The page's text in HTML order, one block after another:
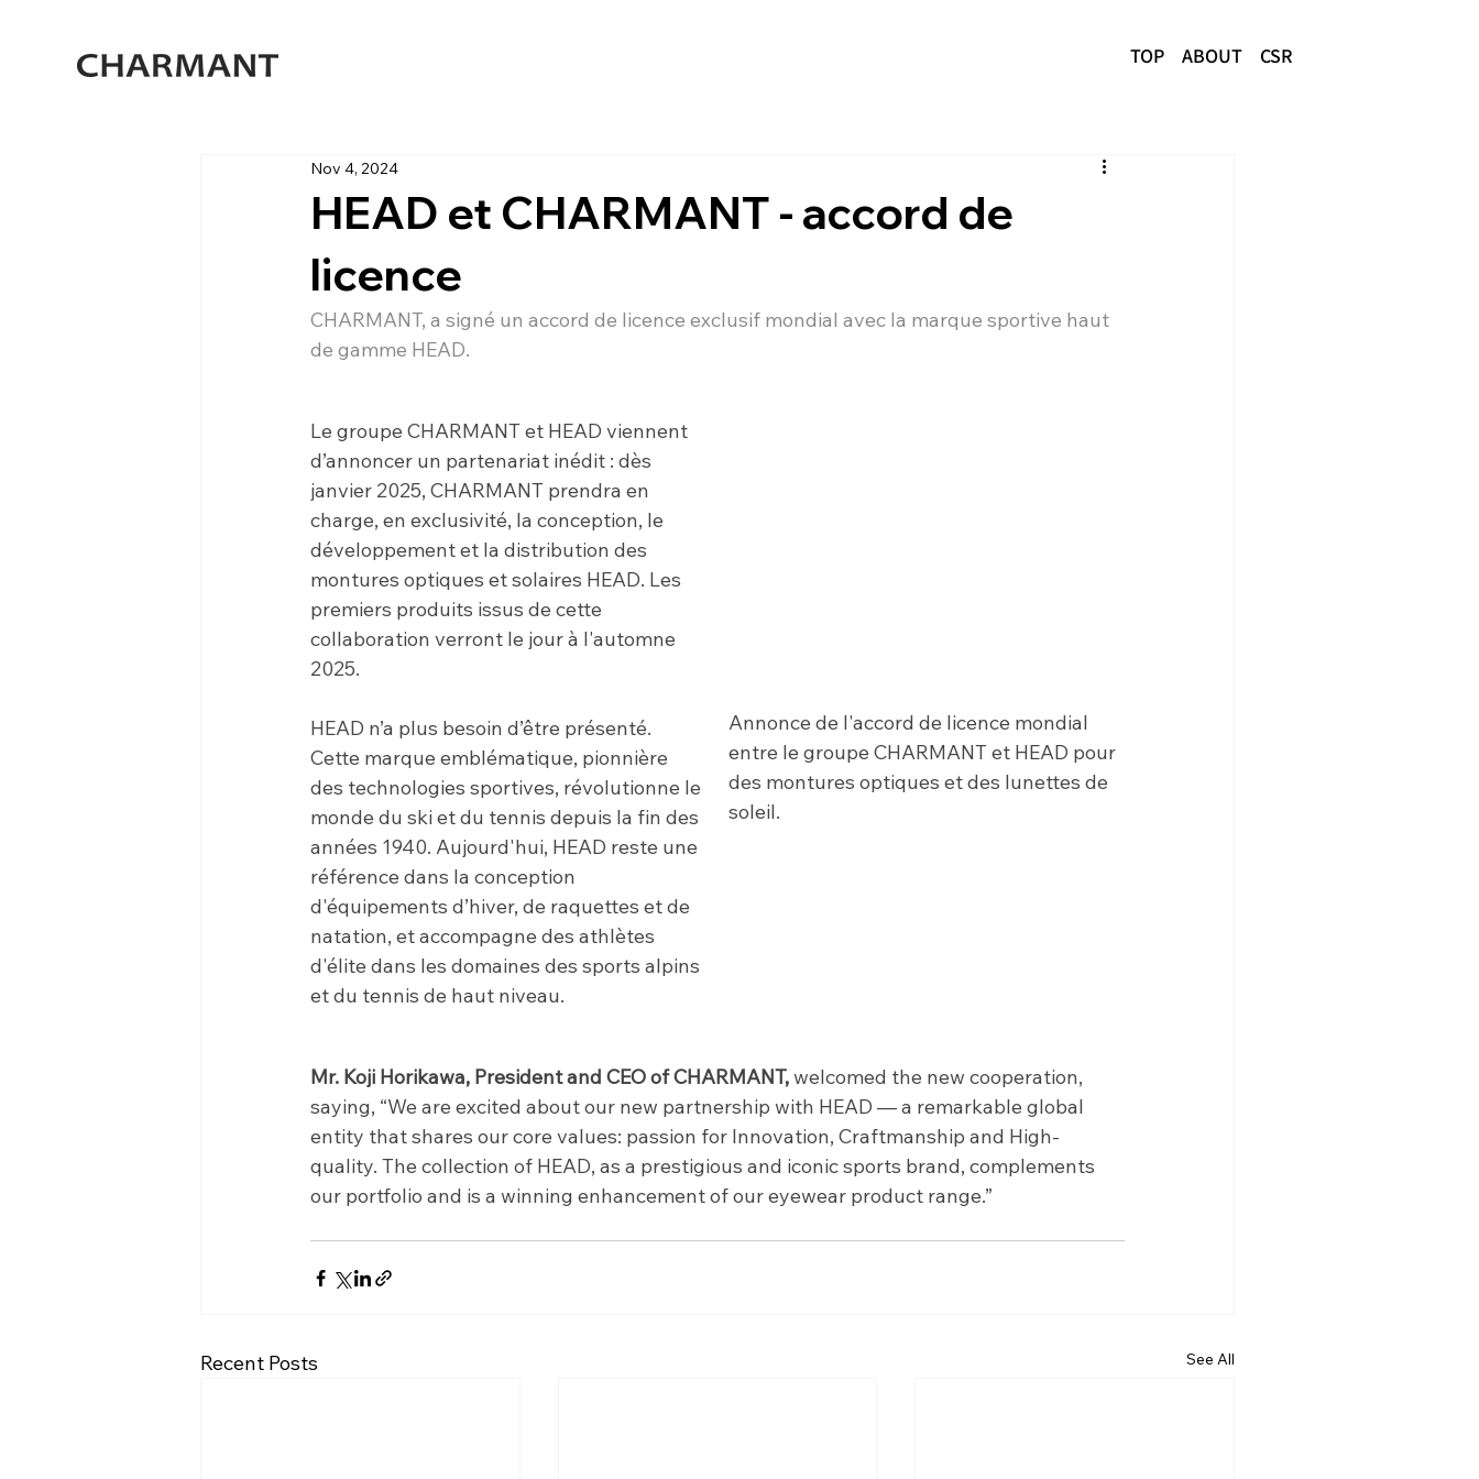
TOP ABOUT CSR
HEAD et CHARMANT - accord de
licence
Nov 4, 2024
CHARMANT, a signé un accord de licence exclusif mondial avec la marque sportive haut
de gamme HEAD.
Le groupe CHARMANT et HEAD viennent
d’annoncer un partenariat inédit : dès
janvier 2025, CHARMANT prendra en
charge, en exclusivité, la conception, le
développement et la distribution des
montures optiques et solaires HEAD. Les
premiers produits issus de cette
collaboration verront le jour à l'automne
2025.
HEAD n’a plus besoin d’être présenté.
Cette marque emblématique, pionnière
des technologies sportives, révolutionne le
monde du ski et du tennis depuis la fin des
années 1940. Aujourd'hui, HEAD reste une
référence dans la conception
d'équipements d’hiver, de raquettes et de
natation, et accompagne des athlètes
d'élite dans les domaines des sports alpins
et du tennis de haut niveau.
Annonce de l'accord de licence mondial
entre le groupe CHARMANT et HEAD pour
des montures optiques et des lunettes de
soleil.
Mr. Koji Horikawa, President and CEO of CHARMANT, welcomed the new cooperation,
saying, “We are excited about our new partnership with HEAD — a remarkable global
entity that shares our core values: passion for Innovation, Craftmanship and High-
quality. The collection of HEAD, as a prestigious and iconic sports brand, complements
our portfolio and is a winning enhancement of our eyewear product range.”
Recent Posts See All